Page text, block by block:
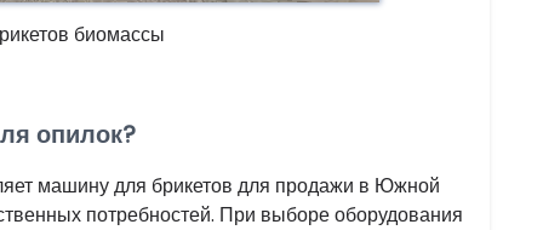
биомассы
опилок?
машину для брикетов для продажи в Южной
потребностей. При выборе оборудования